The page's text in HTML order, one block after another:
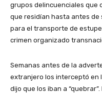
grupos delincuenciales que
que residían hasta antes
para el transporte de
crimen organizado
Semanas antes de la
extranjero los interceptó en
dijo que los iban a